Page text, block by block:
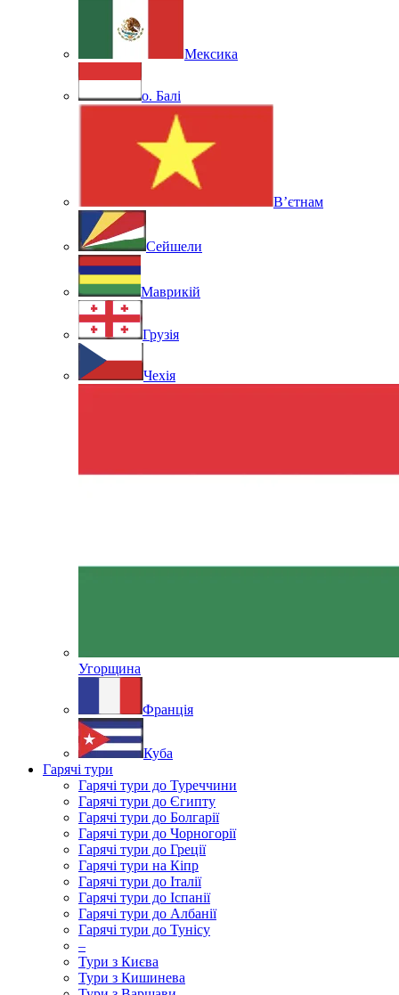
Мексика
о. Балі
В’єтнам
Сейшели
Маврикій
Грузія
Чехія
Угорщина
Франція
Куба
Гарячі тури
Гарячі тури до Туреччини
Гарячі тури до Єгипту
Гарячі тури до Болгарії
Гарячі тури до Чорногорії
Гарячі тури до Греції
Гарячі тури на Кіпр
Гарячі тури до Італії
Гарячі тури до Іспанії
Гарячі тури до Албанії
Гарячі тури до Тунісу
–
Тури з Києва
Тури з Кишинева